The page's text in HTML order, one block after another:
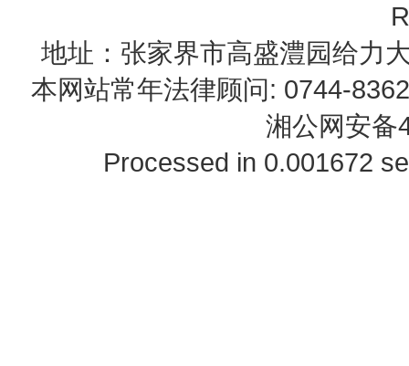
地址：张家界市高盛澧园给力
本网站常年法律顾问: 0744-
湘公网安备
Processed in 0.001672